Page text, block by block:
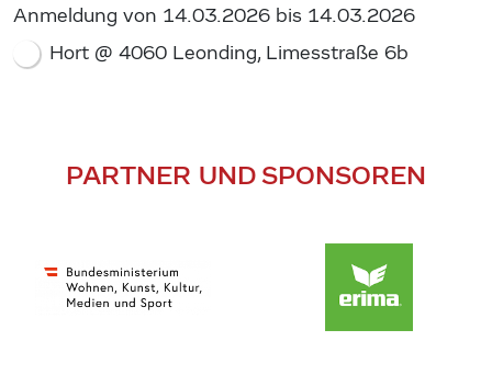
Anmeldung von 14.03.2026 bis 14.03.2026
Hort @ 4060 Leonding, Limesstraße 6b
PARTNER UND SPONSOREN